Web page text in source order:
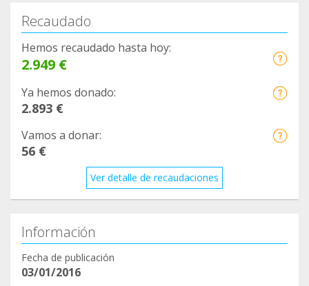
Recaudado
Hemos recaudado hasta hoy:
2.949 €
Ya hemos donado:
2.893 €
Vamos a donar:
56 €
Ver detalle de recaudaciones
Información
Fecha de publicación
03/01/2016